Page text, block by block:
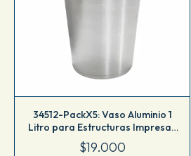
34512-PackX5: Vaso Aluminio 1
Litro para Estructuras Impresas
en 3D
$19.000